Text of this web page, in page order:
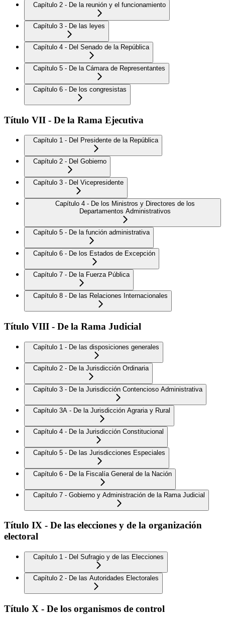
Capítulo 2 - De la reunión y el funcionamiento
Capítulo 3 - De las leyes
Capítulo 4 - Del Senado de la República
Capítulo 5 - De la Cámara de Representantes
Capítulo 6 - De los congresistas
Título VII - De la Rama Ejecutiva
Capítulo 1 - Del Presidente de la República
Capítulo 2 - Del Gobierno
Capítulo 3 - Del Vicepresidente
Capítulo 4 - De los Ministros y Directores de los
Departamentos Administrativos
Capítulo 5 - De la función administrativa
Capítulo 6 - De los Estados de Excepción
Capítulo 7 - De la Fuerza Pública
Capítulo 8 - De las Relaciones Internacionales
Título VIII - De la Rama Judicial
Capítulo 1 - De las disposiciones generales
Capítulo 2 - De la Jurisdicción Ordinaria
Capítulo 3 - De la Jurisdicción Contencioso Administrativa
Capítulo 3A - De la Jurisdicción Agraria y Rural
Capítulo 4 - De la Jurisdicción Constitucional
Capítulo 5 - De las Jurisdicciones Especiales
Capítulo 6 - De la Fiscalía General de la Nación
Capítulo 7 - Gobierno y Administración de la Rama Judicial
Título IX - De las elecciones y de la organización
electoral
Capítulo 1 - Del Sufragio y de las Elecciones
Capítulo 2 - De las Autoridades Electorales
Título X - De los organismos de control